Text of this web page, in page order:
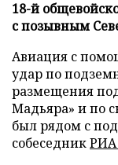
18-й
с позывным
Авиация с
удар по
размещения
Мадьяра» и по
был рядом с
собеседникРИА